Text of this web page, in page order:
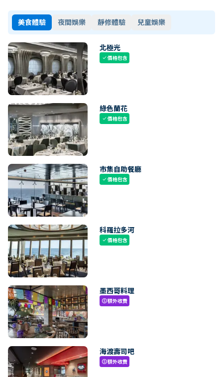
美食體驗 夜間娛樂 靜修體驗 兒童娛樂
北極光
check價格包含
綠色蘭花
check價格包含
市集自助餐廳
check價格包含
科羅拉多河
check價格包含
墨西哥料理
paid額外收費
海渡壽司吧
paid額外收費